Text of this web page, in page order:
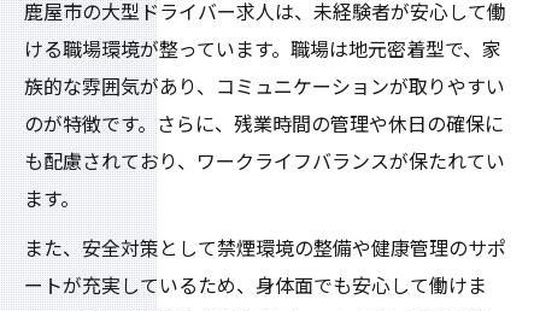
鹿屋市の大型ドライバー求人は、未経験者が安心して働
ける職場環境が整っています。職場は地元密着型で、家
族的な雰囲気があり、コミュニケーションが取りやすい
のが特徴です。さらに、残業時間の管理や休日の確保に
も配慮されており、ワークライフバランスが保たれてい
ます。
また、安全対策として禁煙環境の整備や健康管理のサポ
ートが充実しているため、身体面でも安心して働けま